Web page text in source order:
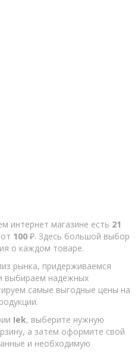
интернет магазине есть 21
100 ₽. Здесь большой выбор
о каждом товаре.
рынка, придерживаемся
выбираем надежных
самые выгодные цены на
Iek, выберите нужную
а затем оформите свой
и необходимую